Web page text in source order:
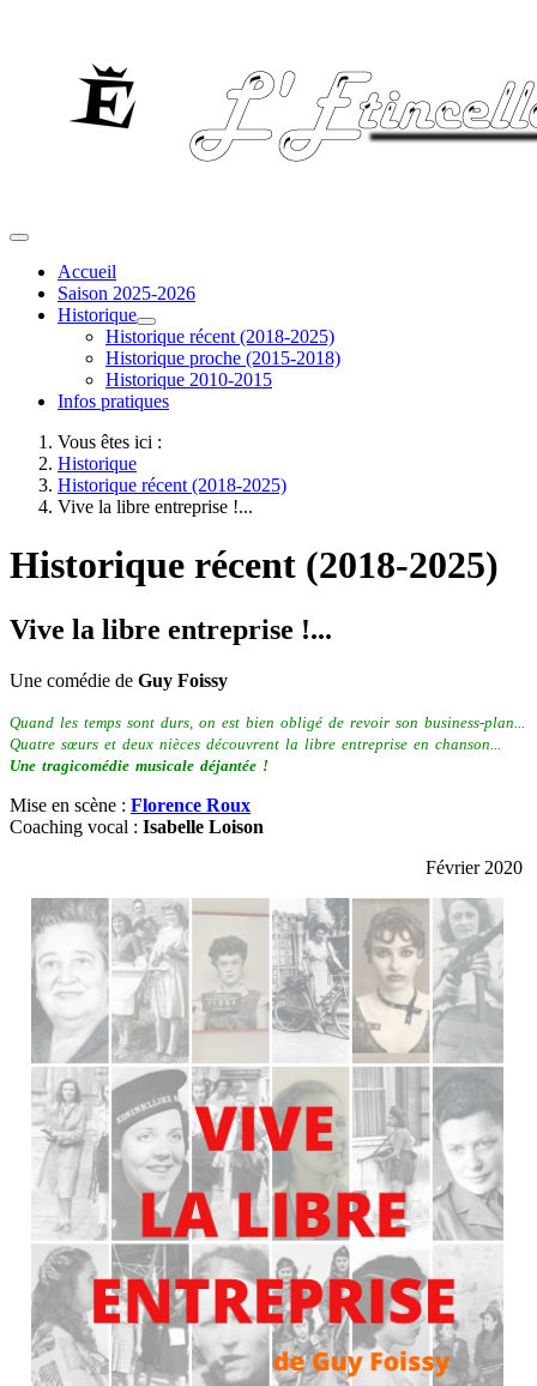
Accueil
Saison 2025-2026
Historique
Historique récent (2018-2025)
Historique proche (2015-2018)
Historique 2010-2015
Infos pratiques
Vous êtes ici :
Historique
Historique récent (2018-2025)
Vive la libre entreprise !...
Historique récent (2018-2025)
Vive la libre entreprise !...
Une comédie de Guy Foissy
Quand les temps sont durs, on est bien obligé de revoir son business-plan...
Quatre sœurs et deux nièces découvrent la libre entreprise en chanson...
Une tragicomédie musicale déjantée !
Mise en scène : Florence Roux
Coaching vocal : Isabelle Loison
Février 2020